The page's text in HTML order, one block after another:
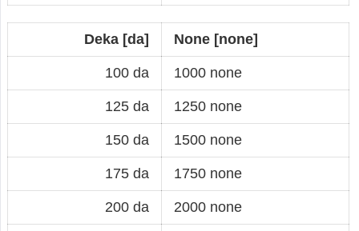
Deka [da] None [none]
100 da 1000 none
125 da 1250 none
150 da 1500 none
175 da 1750 none
200 da 2000 none